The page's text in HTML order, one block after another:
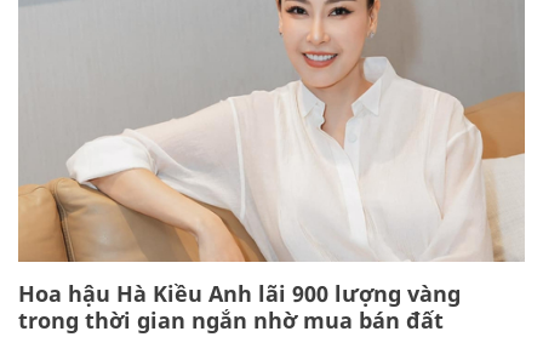
Hoa hậu Hà Kiều Anh lãi 900 lượng vàng
trong thời gian ngắn nhờ mua bán đất